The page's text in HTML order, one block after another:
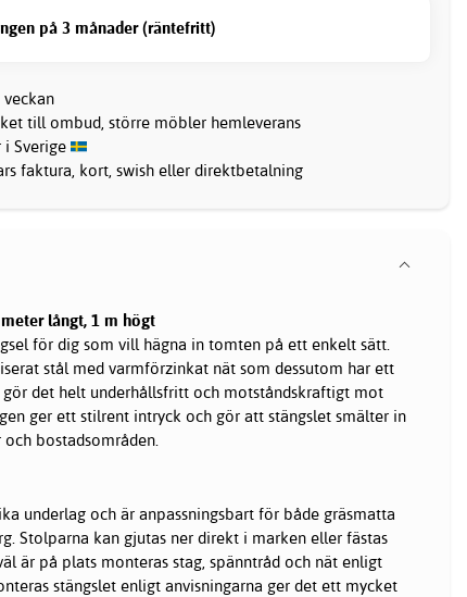
på 3 månader (räntefritt)
till ombud, större möbler hemleverans
Sverige
faktura, kort, swish eller direktbetalning
långt, 1 m högt
för dig som vill hägna in tomten på ett enkelt sätt.
stål med varmförzinkat nät som dessutom har ett
det helt underhållsfritt och motståndskraftigt mot
ger ett stilrent intryck och gör att stängslet smälter in
bostadsområden.
underlag och är anpassningsbart för både gräsmatta
Stolparna kan gjutas ner direkt i marken eller fästas
är på plats monteras stag, spänntråd och nät enligt
stängslet enligt anvisningarna ger det ett mycket